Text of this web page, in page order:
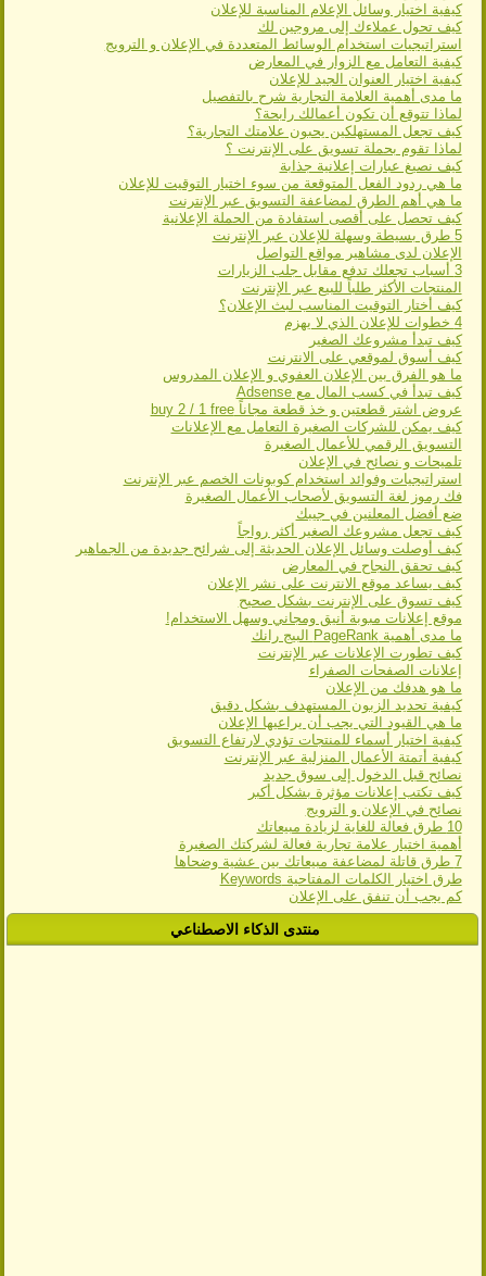
كيفية اختيار وسائل الإعلام المناسبة للإعلان
كيف تحول عملاءك إلى مروجين لك
استراتيجيات استخدام الوسائط المتعددة في الإعلان و الترويج
كيفية التعامل مع الزوار في المعارض
كيفية اختيار العنوان الجيد للإعلان
ما مدى أهمية العلامة التجارية شرح بالتفصيل
لماذا تتوقع أن تكون أعمالك رابحة؟
كيف تجعل المستهلكين يحبون علامتك التجارية؟
لماذا تقوم بحملة تسويق على الإنترنت ؟
كيف نصيغ عبارات إعلانية جذابة
ما هي ردود الفعل المتوقعة من سوء اختيار التوقيت للإعلان
ما هي أهم الطرق لمضاعفة التسويق عبر الإنترنت
كيف تحصل على أقصى استفادة من الحملة الإعلانية
5 طرق بسيطة وسهلة للإعلان عبر الإنترنت
الإعلان لدى مشاهير مواقع التواصل
3 أسباب تجعلك تدفع مقابل جلب الزيارات
المنتجات الأكثر طلباً للبيع عبر الإنترنت
كيف أختار التوقيت المناسب لبث الإعلان؟
4 خطوات للإعلان الذي لا يهزم
كيف تبدأ مشروعك الصغير
كيف أسوق لموقعي على الانترنت
ما هو الفرق بين الإعلان العفوي و الإعلان المدروس
كيف تبدأ في كسب المال مع Adsense
عروض اشتر قطعتين و خذ قطعة مجاناً buy 2 / 1 free
كيف يمكن للشركات الصغيرة التعامل مع الإعلانات
التسويق الرقمي للأعمال الصغيرة
تلميحات و نصائح في الإعلان
استراتيجيات وفوائد استخدام كوبونات الخصم عبر الإنترنت
فك رموز لغة التسويق لأصحاب الأعمال الصغيرة
ضع أفضل المعلنين في جيبك
كيف تجعل مشروعك الصغير أكثر رواجاً
كيف أوصلت وسائل الإعلان الحديثة إلى شرائح جديدة من الجماهير
كيف تحقق النجاح في المعارض
كيف يساعد موقع الانترنت على نشر الإعلان
كيف تسوق على الإنترنت بشكل صحيح
موقع إعلانات مبوبة أنيق ومجاني وسهل الاستخدام!
ما مدى أهمية PageRank البيج رانك
كيف تطورت الإعلانات عبر الإنترنت
إعلانات الصفحات الصفراء
ما هو هدفك من الإعلان
كيفية تحديد الزبون المستهدف بشكل دقيق
ما هي القيود التي يجب أن يراعيها الإعلان
كيفية اختيار أسماء للمنتجات تؤدي لارتفاع التسويق
كيفية أتمتة الأعمال المنزلية عبر الإنترنت
نصائح قبل الدخول إلى سوق جديد
كيف تكتب إعلانات مؤثرة بشكل أكبر
نصائح في الإعلان و الترويج
10 طرق فعالة للغاية لزيادة مبيعاتك
أهمية اختيار علامة تجارية فعالة لشركتك الصغيرة
7 طرق قاتلة لمضاعفة مبيعاتك بين عشية وضحاها
طرق اختيار الكلمات المفتاحية Keywords
كم يجب أن تنفق على الإعلان
منتدى الذكاء الاصطناعي